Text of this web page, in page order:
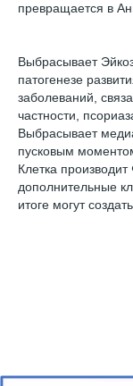
превращается в
Выбрасывает
патогенезе
заболеваний,
частности,
Выбрасывает
пусковым
Клетка
дополнительные
итоге могут